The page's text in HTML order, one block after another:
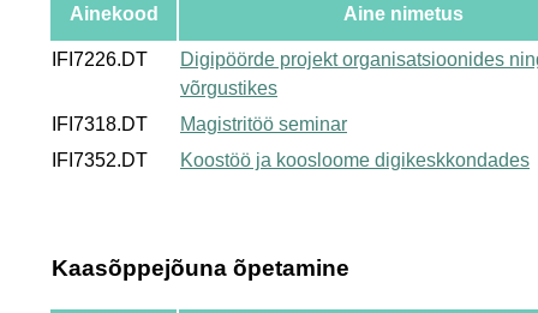
Ainekood Aine nimetus
IFI7226.DT
Digipöörde projekt organisatsioonides
võrgustikes
IFI7318.DT
Magistritöö seminar
IFI7352.DT
Koostöö ja koosloome digikeskkondades
Kaasõppejõuna õpetamine